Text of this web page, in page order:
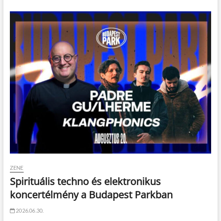
ZENE
Spirituális techno és elektronikus
koncertélmény a Budapest Parkban
2026.06.30.